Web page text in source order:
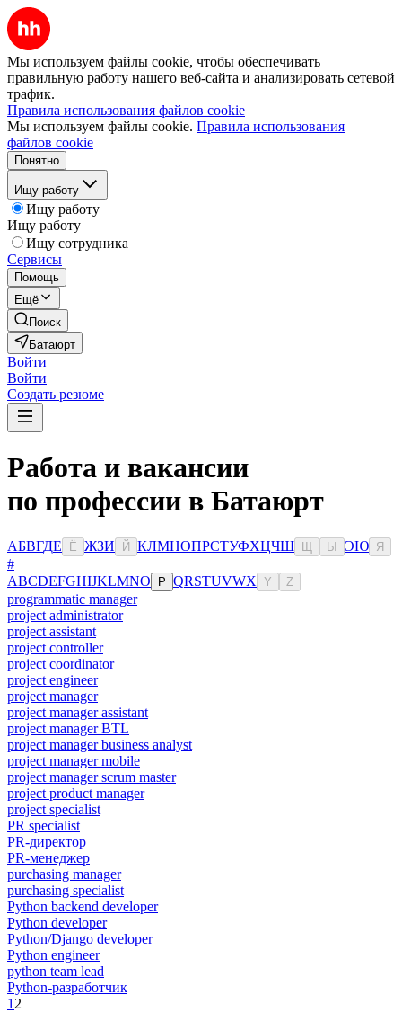
Мы используем файлы cookie, чтобы обеспечивать
правильную работу нашего веб-сайта и анализировать сетевой
трафик.
Правила использования файлов cookie
Мы используем файлы cookie. Правила использования
файлов cookie
Понятно
Ищу работу
Ищу работу
Ищу работу
Ищу сотрудника
Сервисы
Помощь
Ещё
Поиск
Батаюрт
Войти
Войти
Создать резюме
Работа и вакансии
по профессии в Батаюрт
АБВГДЕ Ё ЖЗИ Й КЛМНОПРСТУФХЦЧШ Ы ЭЮ Я
#
ABCDEFGHIJKLMNO P QRSTUVWX Y Z
programmatic manager
project administrator
project assistant
project controller
project coordinator
project engineer
project manager
project manager assistant
project manager BTL
project manager business analyst
project manager mobile
project manager scrum master
project product manager
project specialist
PR specialist
PR-директор
PR-менеджер
purchasing manager
purchasing specialist
Python backend developer
Python developer
Python/Django developer
Python engineer
python team lead
Python-разработчик
1 2